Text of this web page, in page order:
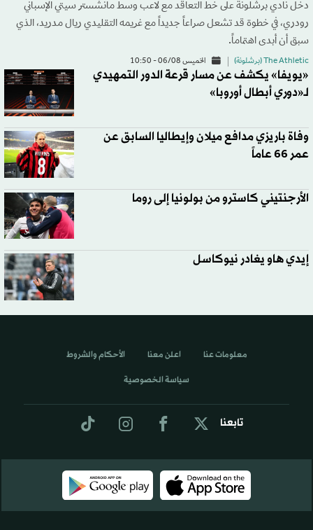
دخل نادي برشلونة على خط التعاقد مع لاعب وسط مانشستر سيتي الإسباني
رودري، في خطوة قد تشعل صراعاً جديداً مع غريمه التقليدي ريال مدريد، الذي
سبق أن أبدى اهتماماً.
The Athletic (برشلونة) الخميس 06/08 - 10:50
«يويفا» يكشف عن مسار قرعة الدور التمهيدي
لـ«دوري أبطال أوروبا»
وفاة باريزي مدافع ميلان وإيطاليا السابق عن
عمر 66 عاماً
الأرجنتيني كاسترو من بولونيا إلى روما
إيدي هاو يغادر نيوكاسل
تابعنا
معلومات عنا اعلن معنا الأحكام والشروط
سياسة الخصوصية